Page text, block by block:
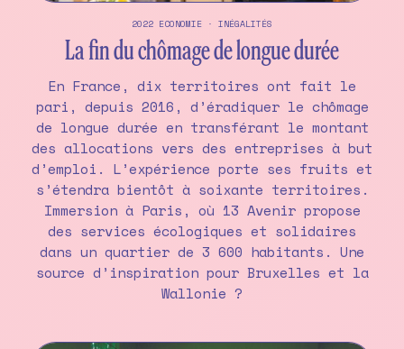
2022 ECONOMIE · INÉGALITÉS
La fin du chômage de longue durée
En France, dix territoires ont fait le
pari, depuis 2016, d’éradiquer le chômage
de longue durée en transférant le montant
des allocations vers des entreprises à but
d’emploi. L’expérience porte ses fruits et
s’étendra bientôt à soixante territoires.
Immersion à Paris, où 13 Avenir propose
des services écologiques et solidaires
dans un quartier de 3 600 habitants. Une
source d’inspiration pour Bruxelles et la
Wallonie ?